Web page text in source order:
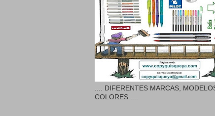
.... DIFERENTES MARCAS,
COLORES ....